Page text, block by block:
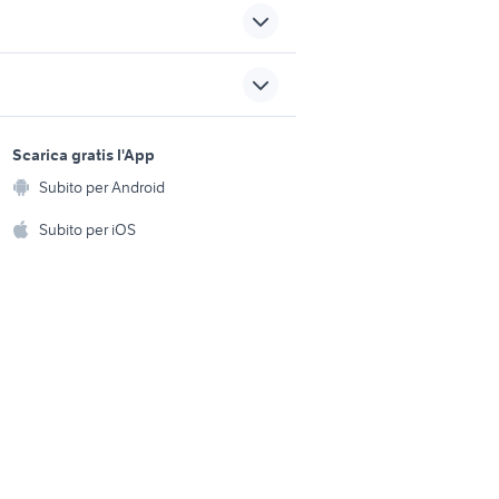
smart 800 cdi accessori auto
camper piccoli
e
Scarica gratis l'App
Subito per Android
Subito per iOS